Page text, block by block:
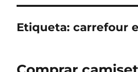
Etiqueta:carrefour